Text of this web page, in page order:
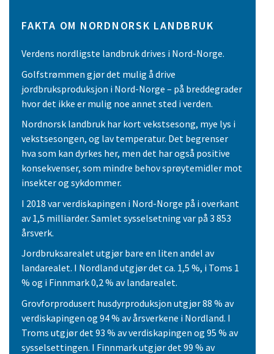
FAKTA OM NORDNORSK LANDBRUK
Verdens nordligste landbruk drives i Nord-Norge.
Golfstrømmen gjør det mulig å drive
jordbruksproduksjon i Nord-Norge – på breddegrader
hvor det ikke er mulig noe annet sted i verden.
Nordnorsk landbruk har kort vekstsesong, mye lys i
vekstsesongen, og lav temperatur. Det begrenser
hva som kan dyrkes her, men det har også positive
konsekvenser, som mindre behov sprøytemidler mot
insekter og sykdommer.
I 2018 var verdiskapingen i Nord-Norge på i overkant
av 1,5 milliarder. Samlet sysselsetning var på 3 853
årsverk.
Jordbruksarealet utgjør bare en liten andel av
landarealet. I Nordland utgjør det ca. 1,5 %, i Toms 1
% og i Finnmark 0,2 % av landarealet.
Grovforprodusert husdyrproduksjon utgjør 88 % av
verdiskapingen og 94 % av årsverkene i Nordland. I
Troms utgjør det 93 % av verdiskapingen og 95 % av
sysselsettingen. I Finnmark utgjør det 99 % av